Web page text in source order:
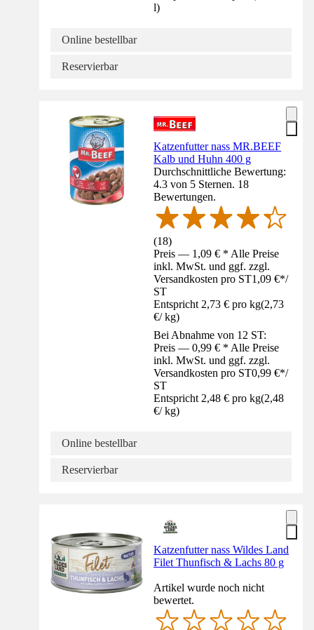
l)
Online bestellbar
Reservierbar
Katzenfutter nass MR.BEEF
Kalb und Huhn 400 g
Durchschnittliche Bewertung:
4.3 von 5 Sternen. 18
Bewertungen.
(18)
Preis — 1,09 € * Alle Preise
inkl. MwSt. und ggf. zzgl.
Versandkosten pro ST1,09 €*/
ST
Entspricht 2,73 € pro kg(2,73
€/ kg)
Bei Abnahme von 12 ST:
Preis — 0,99 € * Alle Preise
inkl. MwSt. und ggf. zzgl.
Versandkosten pro ST0,99 €*/
ST
Entspricht 2,48 € pro kg(2,48
€/ kg)
Online bestellbar
Reservierbar
Katzenfutter nass Wildes Land
Filet Thunfisch & Lachs 80 g
Artikel wurde noch nicht
bewertet.